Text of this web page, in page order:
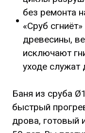
без ремонта
«Сруб
древесины,
исключают
уходе служат
Баня из сруба
быстрый
дрова, готовый